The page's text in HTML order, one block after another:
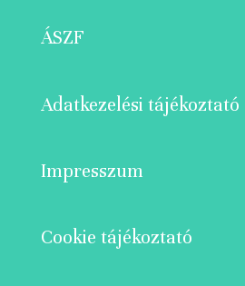
ÁSZF
Adatkezelési tájékoztató
Impresszum
Cookie tájékoztató